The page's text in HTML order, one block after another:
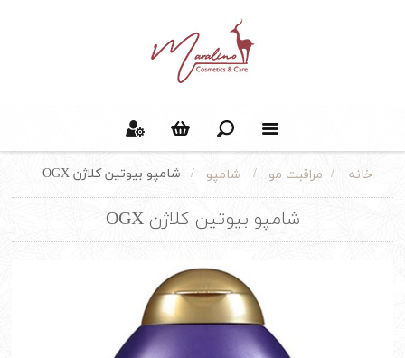
خانه / مراقبت مو / شامپو / شامپو بیوتین کلاژن OGX
شامپو بیوتین کلاژن OGX